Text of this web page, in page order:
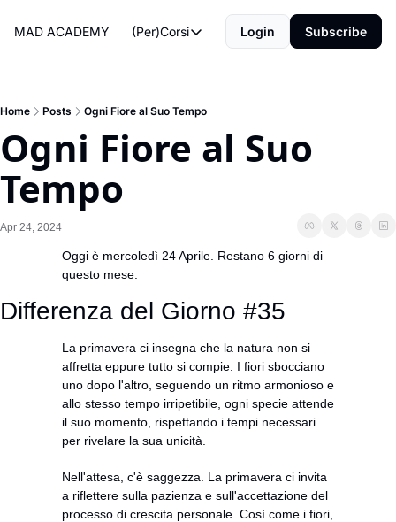
MAD ACADEMY (Per)Corsi
(Per)Corsi
Life Operating System
The Reviews
Login Subscribe
Home Posts Ogni Fiore al Suo Tempo
Ogni Fiore al Suo
Tempo
Apr 24, 2024
Oggi è mercoledì 24 Aprile. Restano 6 giorni di
questo mese.
Differenza del Giorno #35
La primavera ci insegna che la natura non si
affretta eppure tutto si compie. I fiori sbocciano
uno dopo l'altro, seguendo un ritmo armonioso e
allo stesso tempo irripetibile, ogni specie attende
il suo momento, rispettando i tempi necessari
per rivelare la sua unicità.
Nell'attesa, c'è saggezza. La primavera ci invita
a riflettere sulla pazienza e sull'accettazione del
processo di crescita personale. Così come i fiori,